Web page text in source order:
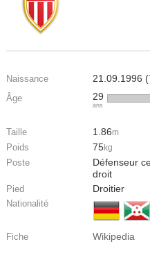
Naissance 21.09.1996 (
Âge 29
ans
Taille 1.86m
Poids 75kg
Poste
Défenseur
droit
Pied Droitier
Nationalité
Fiche Wikipedia